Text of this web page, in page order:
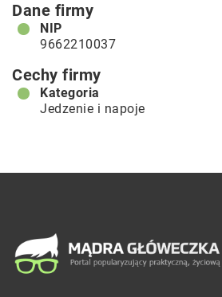
Dane firmy
NIP
9662210037
Cechy firmy
Kategoria
Jedzenie i napoje